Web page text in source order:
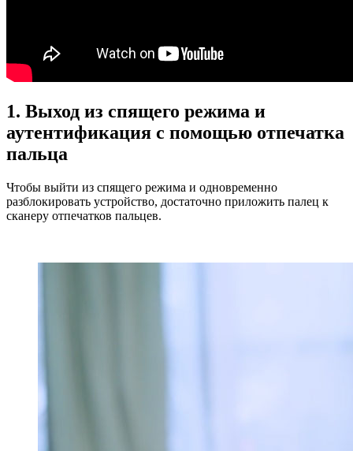
1. Выход из спящего режима и
аутентификация с помощью отпечатка
пальца
Чтобы выйти из спящего режима и одновременно
разблокировать устройство, достаточно приложить палец к
сканеру отпечатков пальцев.